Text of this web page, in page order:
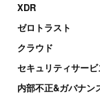
XDR
ゼロトラスト
クラウド
セキュリティサービ
内部不正&ガバナン